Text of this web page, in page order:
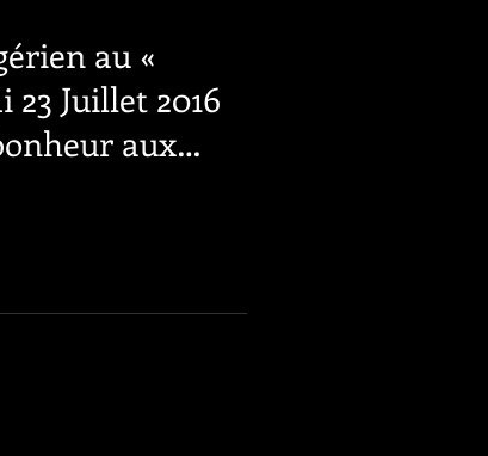
au «
Juillet 2016
aux